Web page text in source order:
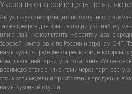
Указанные на сайте цены не
Актуальную информацию по доступности
также товаров для комплектации уточняйте у
или онлайн консультанта. На сайте указана
базовой компоновке по России и странам СНГ.
вами кухни определяется регионом, в котором
комплектацией гарнитура. Компания
взаимодействие с клиентами через партнерскую
стоимости модели и приобретение продукции
вами Кухонной студии.